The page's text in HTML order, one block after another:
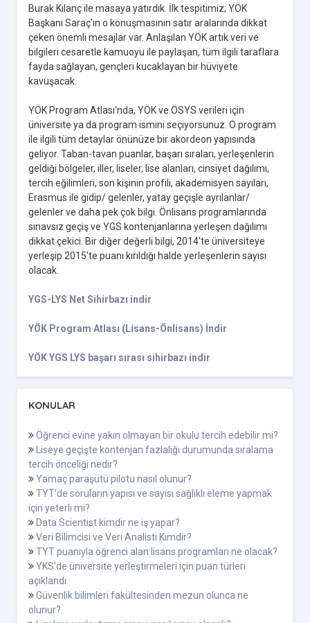
Burak Kılanç ile masaya yatırdık. İlk tespitimiz; YÖK
Başkanı Saraç'ın o konuşmasının satır aralarında dikkat
çeken önemli mesajlar var. Anlaşılan YÖK artık veri ve
bilgileri cesaretle kamuoyu ile paylaşan, tüm ilgili taraflara
fayda sağlayan, gençleri kucaklayan bir hüviyete
kavuşacak.
YÖK Program Atlası'nda, YÖK ve ÖSYS verileri için
üniversite ya da program ismini seçiyorsunuz. O program
ile ilgili tüm detaylar önünüze bir akordeon yapısında
geliyor. Taban-tavan puanlar, başarı sıraları, yerleşenlerin
geldiği bölgeler, iller, liseler, lise alanları, cinsiyet dağılımı,
tercih eğilimleri, son kişinin profili, akademisyen sayıları,
Erasmus ile gidip/ gelenler, yatay geçişle ayrılanlar/
gelenler ve daha pek çok bilgi. Önlisans programlarında
sınavsız geçiş ve YGS kontenjanlarına yerleşen dağılımı
dikkat çekici. Bir diğer değerli bilgi, 2014'te üniversiteye
yerleşip 2015'te puanı kırıldığı halde yerleşenlerin sayısı
olacak.
YGS-LYS Net Sihirbazı indir
YÖK Program Atlası (Lisans-Önlisans) İndir
YÖK YGS LYS başarı sırası sihirbazı indir
KONULAR
Öğrenci evine yakın olmayan bir okulu tercih edebilir mi?
Liseye geçişte kontenjan fazlalığı durumunda sıralama
tercih önceliği nedir?
Yamaç paraşütü pilotu nasıl olunur?
TYT'de soruların yapısı ve sayısı sağlıklı eleme yapmak
için yeterli mi?
Data Scientist kimdir ne iş yapar?
Veri Bilimcisi ve Veri Analisti Kimdir?
TYT puanıyla öğrenci alan lisans programları ne olacak?
YKS'de üniversite yerleştirmeleri için puan türleri
açıklandı
Güvenlik bilimleri fakültesinden mezun olunca ne
olunur?